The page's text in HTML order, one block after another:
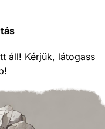
áll! Kérjük, látogass